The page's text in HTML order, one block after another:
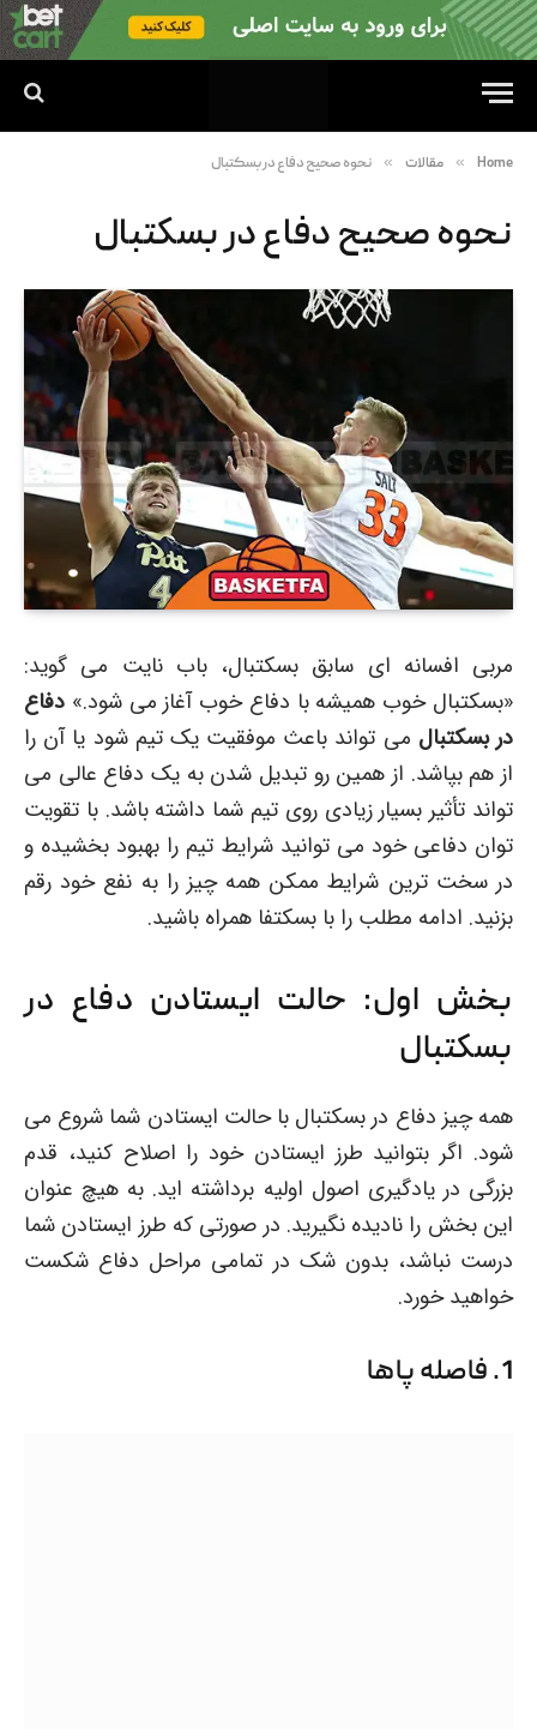
Home
» مقالات » نحوه صحیح دفاع در بسکتبال
نحوه صحیح دفاع در بسکتبال
مربی افسانه ای سابق بسکتبال، باب نایت می گوید:
«بسکتبال خوب همیشه با دفاع خوب آغاز می شود.» دفاع
در بسکتبال می تواند باعث موفقیت یک تیم شود یا آن را
از هم بپاشد. از همین رو تبدیل شدن به یک دفاع عالی می
تواند تأثیر بسیار زیادی روی تیم شما داشته باشد. با تقویت
توان دفاعی خود می توانید شرایط تیم را بهبود بخشیده و
در سخت ترین شرایط ممکن همه چیز را به نفع خود رقم
بزنید. ادامه مطلب را با بسکتفا همراه باشید.
بخش اول: حالت ایستادن دفاع در
بسکتبال
همه چیز دفاع در بسکتبال با حالت ایستادن شما شروع می
شود. اگر بتوانید طرز ایستادن خود را اصلاح کنید، قدم
بزرگی در یادگیری اصول اولیه برداشته اید. به هیچ عنوان
این بخش را نادیده نگیرید. در صورتی که طرز ایستادن شما
درست نباشد، بدون شک در تمامی مراحل دفاع شکست
خواهید خورد.
1. فاصله پاها